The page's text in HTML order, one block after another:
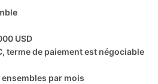
USD
terme de paiement est négociable
ensembles par mois